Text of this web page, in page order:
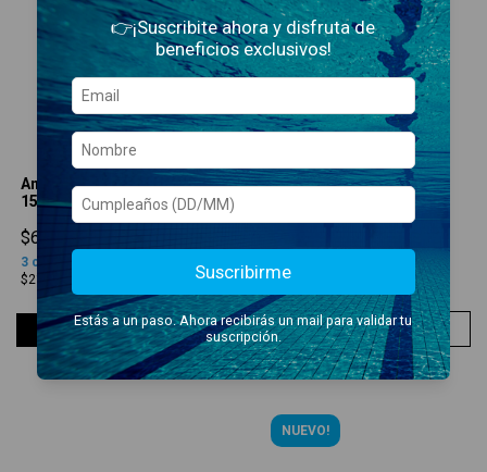
Antiparras Air-Sonic Mirror
150
$64.900,00
3 cuotas sin interés
$21.633,33
COMPRAR
Antiparras Air-Sonic 110
$18.633,33
COMPRAR
NUEVO!
👉¡Suscribite ahora y disfruta de
beneficios exclusivos!
Suscribirme
Estás a un paso. Ahora recibirás un mail para validar tu
suscripción.